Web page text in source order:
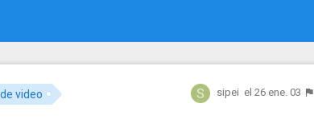
video sipei el 26 ene. 03